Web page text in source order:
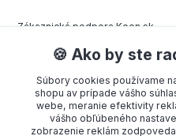
Zákaznická podpora Keen.sk
+420 377 443 970
(Po-Pá, 8-15 hod.)
🍪 Ako by ste
Súbory cookies používame
shopu av prípade vášho
webe, meranie efektivity
vášho obľúbeného
zobrazenie reklám